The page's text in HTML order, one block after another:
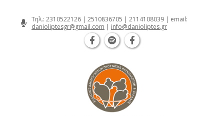
Τηλ.: 2310522126 | 2510836705 | 2114108039 | email:
danioliptesgr@gmail.com | info@danioliptes.gr